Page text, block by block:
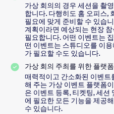
가상 회의의 경우 세션을 촬
합니다. 다행히도 홈 오피스,
필요에 맞게 준비할 수 있습
계획이라면 예상되는 현장
필요합니다. 어떤 이벤트는
떤 이벤트는 스튜디오를 이
가 필요할 수도 있습니다.
가상 회의 주최를 위한 플랫폼
매력적이고 간소화된 이벤트
해 주는 가상 이벤트 플랫폼
은 이벤트 등록, 티켓팅, 세션
에 필요한 모든 기능을 제공
수 있습니다.